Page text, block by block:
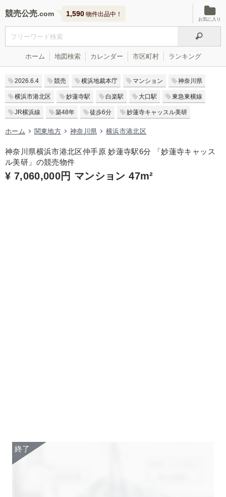
競売公売 1,590 物件出品中！
お気に入り
ホーム 地図検索 カレンダー 市区町村 ランキング
2026.6.4 競売 横浜地裁本庁 マンション 神奈川県
横浜市港北区 妙蓮寺駅 白楽駅 大口駅 東急東横線
JR横浜線 築48年 徒歩6分 妙蓮寺キャッスル美研
ホーム 関東地方 神奈川県 横浜市港北区
神奈川県横浜市港北区仲手原 妙蓮寺駅6分 「妙蓮寺キャッス
ル美研」の競売物件
¥ 7,060,000円 マンション 47m²